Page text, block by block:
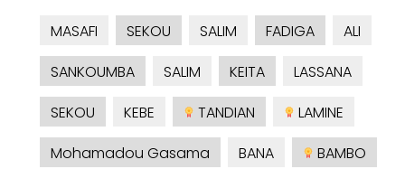
MASAFI SEKOU SALIM FADIGA
ALI
SANKOUMBA
SALIM KEITA
LASSANA
SEKOU
KEBE TANDIAN
LAMINE
Mohamadou Gasama
BANA
BAMBO